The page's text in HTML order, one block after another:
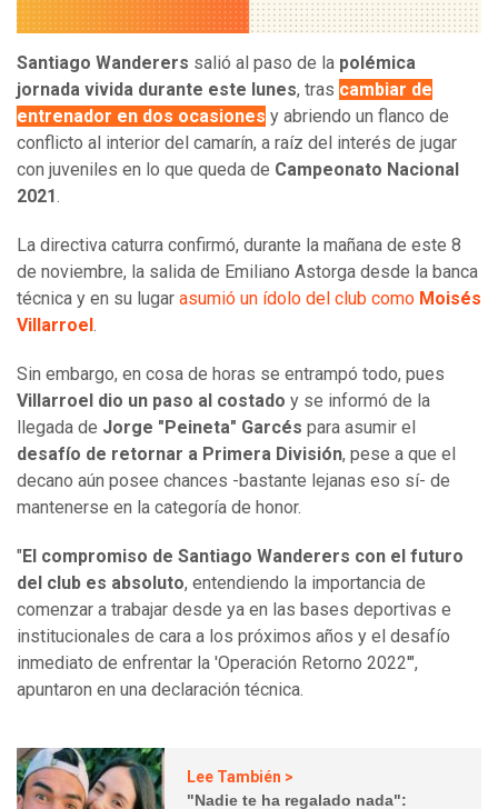
Santiago Wanderers salió al paso de la polémica
jornada vivida durante este lunes, tras cambiar de
entrenador en dos ocasiones y abriendo un flanco de
conflicto al interior del camarín, a raíz del interés de jugar
con juveniles en lo que queda de Campeonato Nacional
2021.
La directiva caturra confirmó, durante la mañana de este 8
de noviembre, la salida de Emiliano Astorga desde la banca
técnica y en su lugar asumió un ídolo del club como Moisés
Villarroel .
Sin embargo, en cosa de horas se entrampó todo, pues
Villarroel dio un paso al costado y se informó de la
llegada de Jorge "Peineta" Garcés para asumir el
desafío de retornar a Primera División, pese a que el
decano aún posee chances -bastante lejanas eso sí- de
mantenerse en la categoría de honor.
" El compromiso de Santiago Wanderers con el futuro
del club es absoluto, entendiendo la importancia de
comenzar a trabajar desde ya en las bases deportivas e
institucionales de cara a los próximos años y el desafío
inmediato de enfrentar la 'Operación Retorno 2022'",
apuntaron en una declaración técnica.
Lee También >
"Nadie te ha regalado nada":